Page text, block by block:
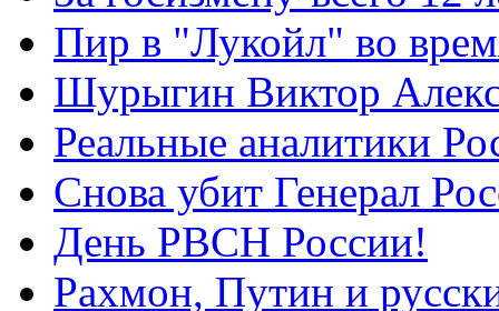
Пир в "Лукойл" во
Шурыгин Виктор
Реальные аналитики
Снова убит Генерал
День РВСН России!
Рахмон, Путин и